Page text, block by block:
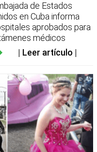
de Estados
en Cuba informa
aprobados para
médicos
Leer artículo